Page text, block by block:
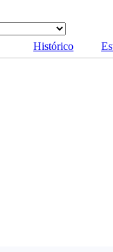
Histórico